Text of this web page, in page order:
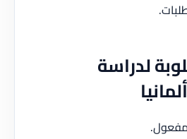
لدراسة